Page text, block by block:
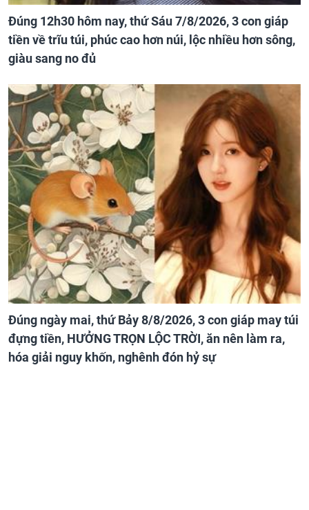
Đúng 12h30 hôm nay, thứ Sáu 7/8/2026, 3 con giáp
tiền về trĩu túi, phúc cao hơn núi, lộc nhiều hơn sông,
giàu sang no đủ
Đúng ngày mai, thứ Bảy 8/8/2026, 3 con giáp may túi
đựng tiền, HƯỞNG TRỌN LỘC TRỜI, ăn nên làm ra,
hóa giải nguy khốn, nghênh đón hỷ sự